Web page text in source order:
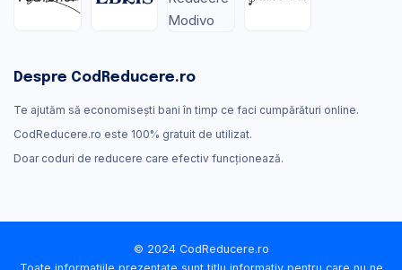
Despre CodReducere.ro
Te ajutăm să economisești bani în timp ce faci cumpărături online.
CodReducere.ro este 100% gratuit de utilizat.
Doar coduri de reducere care efectiv funcţionează.
© 2024 CodReducere.ro